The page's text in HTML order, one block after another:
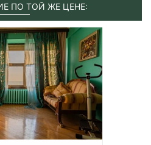
ПО ТОЙ ЖЕ ЦЕНЕ: